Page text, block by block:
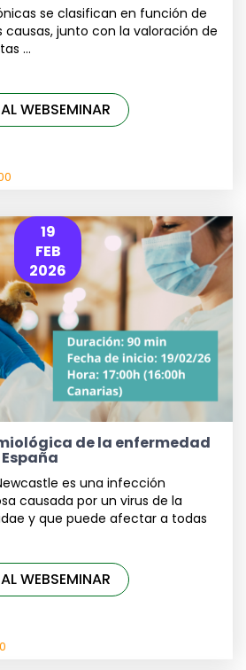
se clasifican en función de
causas, junto con la valoración de
...
WEBSEMINAR
19
FEB
2026
de la enfermedad
es una infección
causada por un virus de la
y que puede afectar a todas
WEBSEMINAR